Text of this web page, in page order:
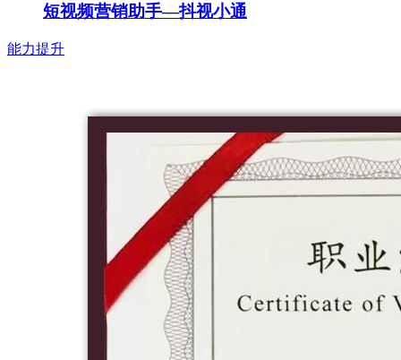
短视频营销助手—抖视小通
能力提升